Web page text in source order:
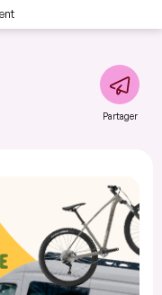
Partager